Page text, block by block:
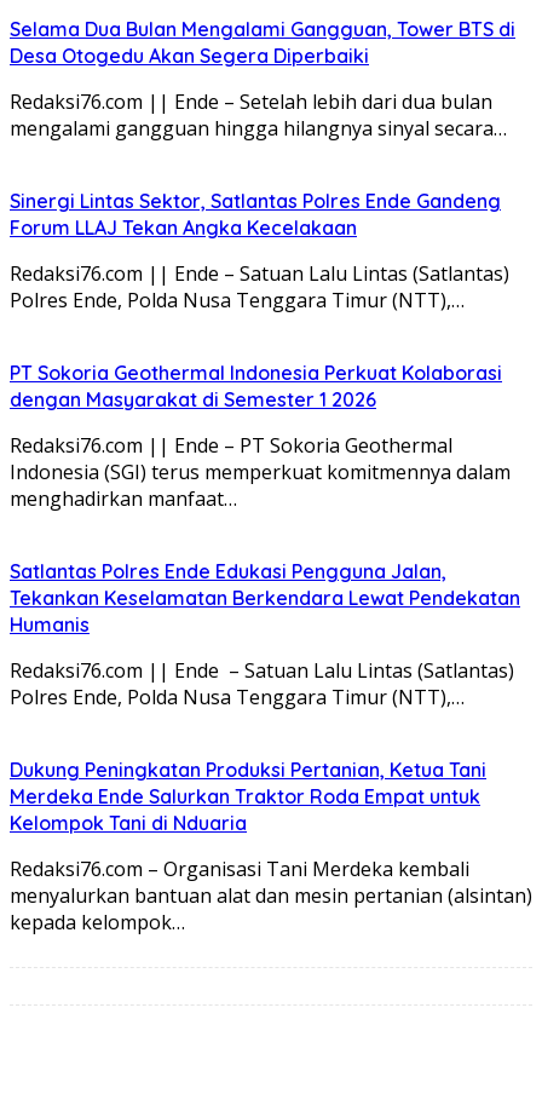
Selama Dua Bulan Mengalami Gangguan, Tower BTS di
Desa Otogedu Akan Segera Diperbaiki
Redaksi76.com || Ende – Setelah lebih dari dua bulan
mengalami gangguan hingga hilangnya sinyal secara…
Sinergi Lintas Sektor, Satlantas Polres Ende Gandeng
Forum LLAJ Tekan Angka Kecelakaan
Redaksi76.com || Ende – Satuan Lalu Lintas (Satlantas)
Polres Ende, Polda Nusa Tenggara Timur (NTT),…
PT Sokoria Geothermal Indonesia Perkuat Kolaborasi
dengan Masyarakat di Semester 1 2026
Redaksi76.com || Ende – PT Sokoria Geothermal
Indonesia (SGI) terus memperkuat komitmennya dalam
menghadirkan manfaat…
Satlantas Polres Ende Edukasi Pengguna Jalan,
Tekankan Keselamatan Berkendara Lewat Pendekatan
Humanis
Redaksi76.com || Ende – Satuan Lalu Lintas (Satlantas)
Polres Ende, Polda Nusa Tenggara Timur (NTT),…
Dukung Peningkatan Produksi Pertanian, Ketua Tani
Merdeka Ende Salurkan Traktor Roda Empat untuk
Kelompok Tani di Nduaria
Redaksi76.com – Organisasi Tani Merdeka kembali
menyalurkan bantuan alat dan mesin pertanian (alsintan)
kepada kelompok…